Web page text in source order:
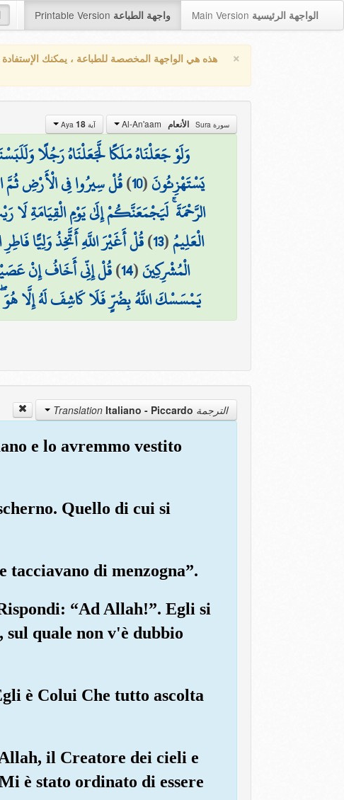
Printable Version واجهة الطباعة Main Version الواجهة الرئيسية
× هذه هي الواجهة المخصصة للطباعة ، يمكنك
سورة Sura الأنعام آية Aya 18
وَلَوْ جَعَلْنَاهُ مَلَكًا لَّجَعَلْنَاهُ رَجُلًا
يَسْتَهْزِئُونَ(
10
)قُلْ سِيرُوا فِي الْأَرْضِ
الرَّحْمَةَ ۚ لَيَجْمَعَنَّكُمْ إِلَىٰ يَوْمِ الْقِيَامَةِ
الْعَلِيمُ(
13
)قُلْ أَغَيْرَ اللَّهِ أَتَّخِذُ وَلِيًّا
الْمُشْرِكِينَ(
14
)قُلْ إِنِّي أَخَافُ إِنْ
يَمْسَسْكَ اللَّهُ بِضُرٍّ فَلَا كَاشِفَ لَهُ إِلَّا
الترجمة Translation Italiano - Piccardo
e lo avremmo vestito
Quello di cui si
tacciavano di menzogna”.
“Ad Allah!”. Egli si
quale non v'è dubbio
è Colui Che tutto ascolta
il Creatore dei cieli e
è stato ordinato di essere